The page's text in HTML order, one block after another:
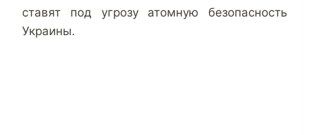
ставят под угрозу атомную безопасность
Украины.